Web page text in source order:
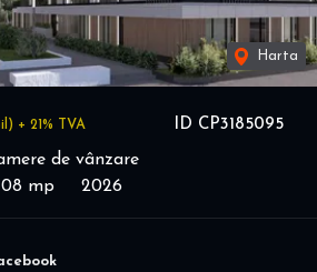
ID CP3185095
+ 21% TVA
de vânzare
mp 2026
Harta